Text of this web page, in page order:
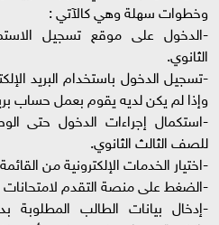
وخطوات سهلة وهي كالآتي :
-الدخول على موقع تسجيل
الثانوي.
-تسجيل الدخول باستخدام البريد
وإذا لم يكن لديه يقوم بعمل حساب
-استكمال إجراءات الدخول حتى
للصف الثالث الثانوي.
-اختيار الخدمات الإلكترونية من
-الضغط على منصة التقدم لامتحانات
-إدخال بيانات الطالب